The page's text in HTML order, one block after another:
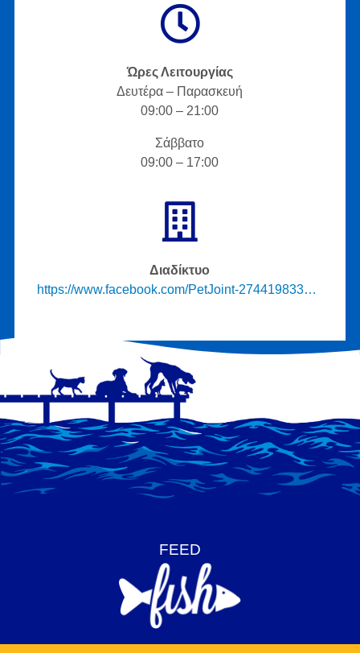
Ώρες Λειτουργίας
Δευτέρα – Παρασκευή
09:00 – 21:00
Σάββατο
09:00 – 17:00
Διαδίκτυο
https://www.facebook.com/PetJoint-274419833249355/